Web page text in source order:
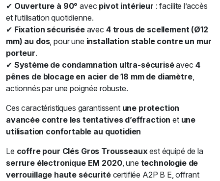
✔ Ouverture à 90° avec pivot intérieur : facilite l’accès
et l’utilisation quotidienne.
✔ Fixation sécuriséeavec 4 trous de scellement (Ø12
mm) au dos, pour une installation stable contre un mur
porteur.
✔ Système de condamnation ultra-sécuriséavec 4
pênes de blocage en acier de 18 mm de diamètre,
actionnés par une poignée robuste.
Ces caractéristiques garantissent une protection
avancée contre les tentatives d’effraction et une
utilisation confortable au quotidien
Le coffre pour Clés Gros Trousseauxest équipé de la
serrure électronique EM 2020, une technologie de
verrouillage haute sécuritécertifiée A2P B E, offrant